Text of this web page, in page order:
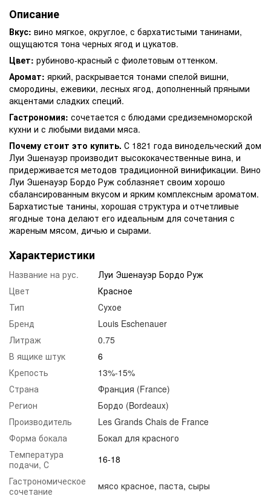
Описание
Вкус: вино мягкое, округлое, с бархатистыми танинами,
ощущаются тона черных ягод и цукатов.
Цвет: рубиново-красный с фиолетовым оттенком.
Аромат: яркий, раскрывается тонами спелой вишни,
смородины, ежевики, лесных ягод, дополненный пряными
акцентами сладких специй.
Гастрономия: сочетается с блюдами средиземноморской
кухни и с любыми видами мяса.
Почему стоит это купить. С 1821 года винодельческий дом
Луи Эшенауэр производит высококачественные вина, и
придерживается методов традиционной винификации. Вино
Луи Эшенауэр Бордо Руж соблазняет своим хорошо
сбалансированным вкусом и ярким комплексным ароматом.
Бархатистые танины, хорошая структура и отчетливые
ягодные тона делают его идеальным для сочетания с
жареным мясом, дичью и сырами.
Характеристики
Название на рус.
Луи Эшенауэр Бордо Руж
Цвет
Красное
Тип
Сухое
Бренд
Louis Eschenauer
Литраж
0.75
В ящике штук
6
Крепость
13%-15%
Страна
Франция (France)
Регион
Бордо (Bordeaux)
Производитель
Les Grands Chais de France
Форма бокала
Бокал для красного
Температура
подачи, С
16-18
Гастрономическое
сочетание
мясо красное, паста, сыры